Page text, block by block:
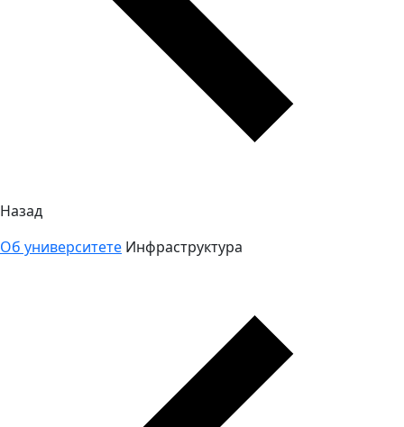
Назад
Об университете Инфраструктура